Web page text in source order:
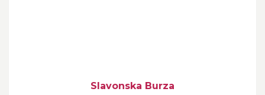
Slavonska Burza